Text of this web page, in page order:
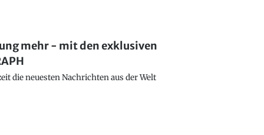
mehr - mit den exklusiven
die neuesten Nachrichten aus der Welt